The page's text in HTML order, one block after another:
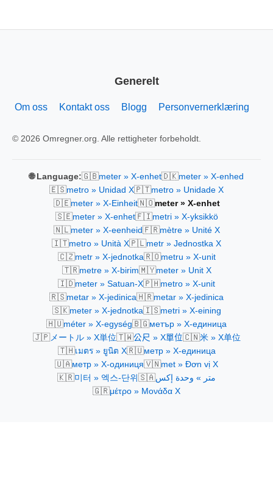
Generelt
Om oss Kontakt oss Blogg Personvernerklæring
© 2026 Omregner.org. Alle rettigheter forbeholdt.
🌐 Language:🇬🇧meter » X-enhet🇩🇰meter » X-enhed
🇪🇸metro » Unidad X🇵🇹metro » Unidade X
🇩🇪meter » X-Einheit🇳🇴meter » X-enhet
🇸🇪meter » X-enhet🇫🇮metri » X-yksikkö
🇳🇱meter » X-eenheid🇫🇷mètre » Unité X
🇮🇹metro » Unità X🇵🇱metr » Jednostka X
🇨🇿metr » X-jednotka🇷🇴metru » X-unit
🇹🇷metre » X-birim🇲🇾meter » Unit X
🇮🇩meter » Satuan-X🇵🇭metro » X-unit
🇷🇸metar » X-jedinica🇭🇷metar » X-jedinica
🇸🇰meter » X-jednotka🇮🇸metri » X-eining
🇭🇺méter » X-egység🇧🇬метър » X-единица
🇯🇵メートル » X単位🇹🇼公尺 » X單位🇨🇳米 » X单位
🇹🇭เมตร » ยูนิต X🇷🇺метр » X-единица
🇺🇦метр » X-одиниця🇻🇳met » Đơn vị X
🇰🇷미터 » 엑스-단위 🇸🇦متر » وحدة إكس
🇬🇷μέτρο » Μονάδα Χ